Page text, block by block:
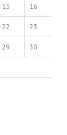
15 16
22 23
29 30